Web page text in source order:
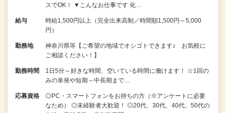
スでOK！ ▼こんなお仕事です 化…
給与
時給1,500円以上（完全出来高制／時間額1,500円～5,000
円）
勤務地
神奈川県等【ご希望の地域でオシゴトできます♪ お気軽に
ご相談ください！】
勤務時間
1日5分～好きな時間、空いている時間に働けます！ ☆1回の
みの単発や短期～中長期まで…
応募資格
◎PC・スマートフォンをお持ちの方（※アンケートに必要
なため） ◎未経験者大歓迎！ ◎20代、30代、40代、50代の